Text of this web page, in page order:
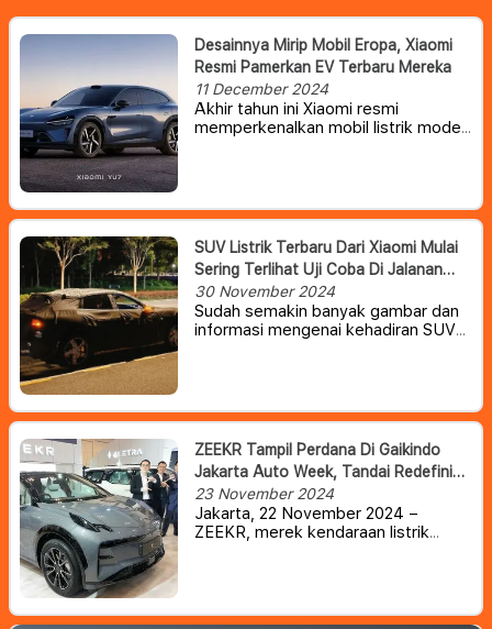
Desainnya Mirip Mobil Eropa, Xiaomi
Resmi Pamerkan EV Terbaru Mereka
11 December 2024
Akhir tahun ini Xiaomi resmi
memperkenalkan mobil listrik model
SUV Listrik Terbaru Dari Xiaomi Mulai
Sering Terlihat Uji Coba Di Jalanan
China
30 November 2024
Sudah semakin banyak gambar dan
informasi mengenai kehadiran SUV
di internet.
ZEEKR Tampil Perdana Di Gaikindo
Jakarta Auto Week, Tandai Redefinisi
Kemewahan Kendaraan Listrik Di
Indonesia.
23 November 2024
Jakarta, 22 November 2024 –
ZEEKR, merek kendaraan listrik